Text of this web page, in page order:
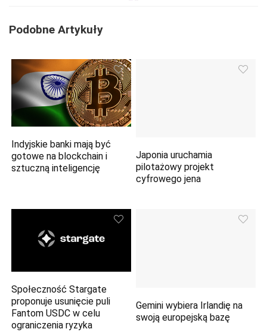
Podobne Artykuły
Indyjskie banki mają być
gotowe na blockchain i
sztuczną inteligencję
Japonia uruchamia
pilotażowy projekt
cyfrowego jena
Społeczność Stargate
proponuje usunięcie puli
Fantom USDC w celu
ograniczenia ryzyka
Gemini wybiera Irlandię na
swoją europejską bazę